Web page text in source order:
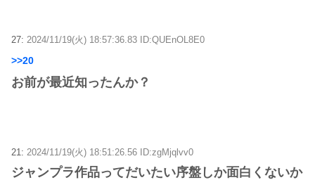
27: 2024/11/19(火) 18:57:36.83 ID:QUEnOL8E0
>>20
お前が最近知ったんか？
21: 2024/11/19(火) 18:51:26.56 ID:zgMjqlvv0
ジャンプラ作品ってだいたい序盤しか面白くないか